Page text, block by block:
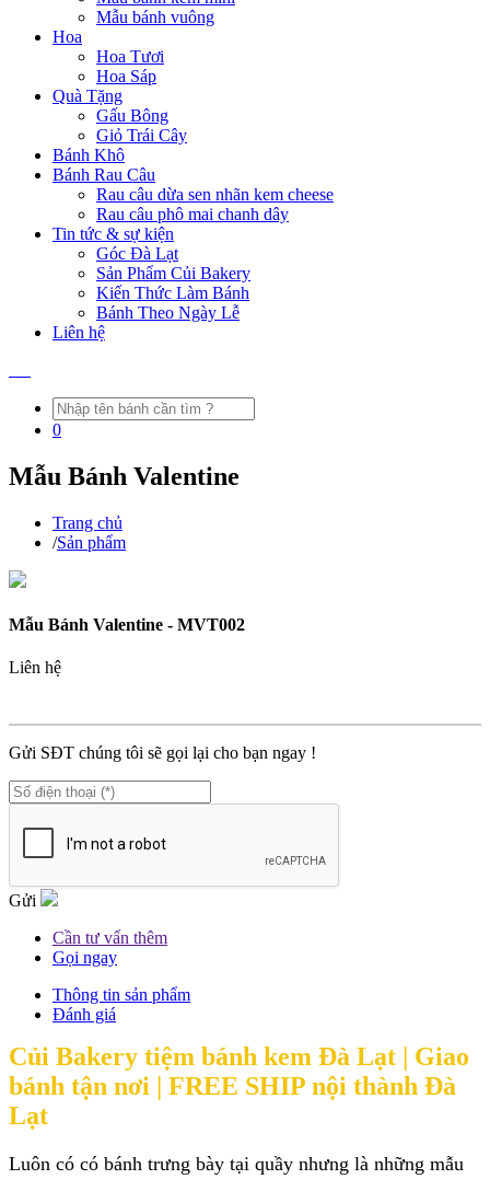
Mẫu bánh vuông
Hoa
Hoa Tươi
Hoa Sáp
Quà Tặng
Gấu Bông
Giỏ Trái Cây
Bánh Khô
Bánh Rau Câu
Rau câu dừa sen nhãn kem cheese
Rau câu phô mai chanh dây
Tin tức & sự kiện
Góc Đà Lạt
Sản Phẩm Củi Bakery
Kiến Thức Làm Bánh
Bánh Theo Ngày Lễ
Liên hệ
0
Mẫu Bánh Valentine
Trang chủ
/Sản phẩm
Mẫu Bánh Valentine - MVT002
Liên hệ
Gửi SĐT chúng tôi sẽ gọi lại cho bạn ngay !
Gửi
Cần tư vấn thêm
Gọi ngay
Thông tin sản phẩm
Đánh giá
Củi Bakery tiệm bánh kem Đà Lạt | Giao
bánh tận nơi | FREE SHIP nội thành Đà
Lạt
Luôn có có bánh trưng bày tại quầy nhưng là những mẫu